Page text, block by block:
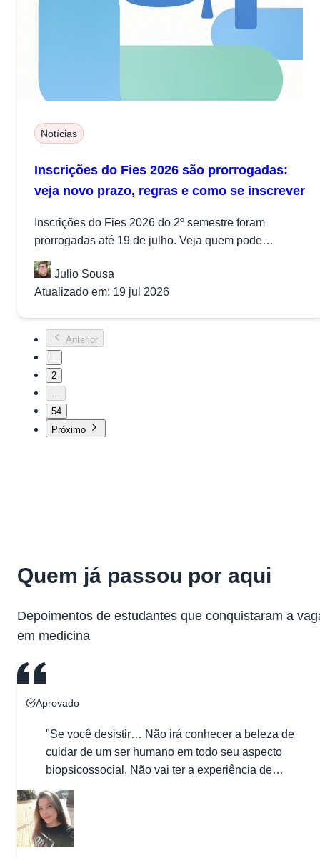
Notícias
Inscrições do Fies 2026 são prorrogadas:
veja novo prazo, regras e como se inscrever
Inscrições do Fies 2026 do 2º semestre foram
prorrogadas até 19 de julho. Veja quem pode
participar, calendário, regras e...
Julio Sousa
Atualizado em: 19 jul 2026
Anterior
2
...
54
Próximo
Quem já passou por aqui
Depoimentos de estudantes que conquistaram a
em medicina
Aprovado
"Se você desistir… Não irá conhecer a beleza de
cuidar de um ser humano em todo seu aspecto
biopsicossocial. Não vai ter a experiência de
cruzar com o olhar esperançoso de alguém que
confia a própria vida (ou a de seus familiares) em
suas mãos e sentir a benção de fazer a diferença
na história […]"